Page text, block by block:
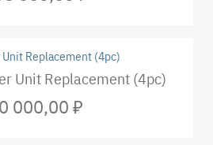
Unit Replacement (4pc)
000,00 ₽